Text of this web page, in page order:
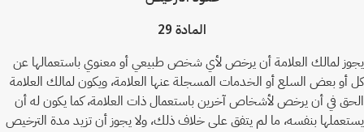
المادة 29
يجوز لمالك العلامة أن يرخص لأي شخص طبيعي أو معنوي باستعمالها عن
كل أو بعض السلع أو الخدمات المسجلة عنها العلامة، ويكون لمالك العلامة
الحق في أن يرخص لأشخاص آخرين باستعمال ذات العلامة، كما يكون له أن
يستعملها بنفسه، ما لم يتفق على خلاف ذلك، ولا يجوز أن تزيد مدة الترخيص